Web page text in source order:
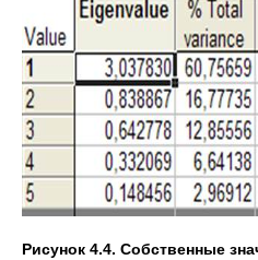
Рисунок 4.4. Собственные